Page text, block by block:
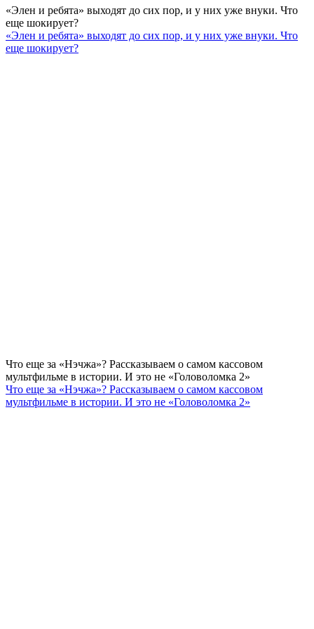
«Элен и ребята» выходят до сих пор, и у них уже внуки. Что
еще шокирует?
«Элен и ребята» выходят до сих пор, и у них уже внуки. Что
еще шокирует?
Что еще за «Нэчжа»? Рассказываем о самом кассовом
мультфильме в истории. И это не «Головоломка 2»
Что еще за «Нэчжа»? Рассказываем о самом кассовом
мультфильме в истории. И это не «Головоломка 2»